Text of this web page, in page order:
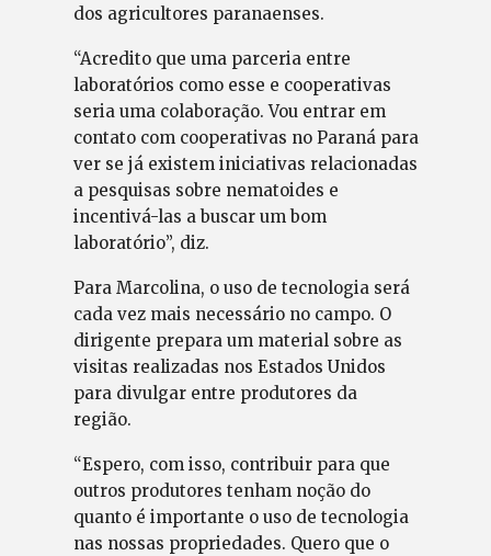
dos agricultores paranaenses.
“Acredito que uma parceria entre
laboratórios como esse e cooperativas
seria uma colaboração. Vou entrar em
contato com cooperativas no Paraná para
ver se já existem iniciativas relacionadas
a pesquisas sobre nematoides e
incentivá-las a buscar um bom
laboratório”, diz.
Para Marcolina, o uso de tecnologia será
cada vez mais necessário no campo. O
dirigente prepara um material sobre as
visitas realizadas nos Estados Unidos
para divulgar entre produtores da
região.
“Espero, com isso, contribuir para que
outros produtores tenham noção do
quanto é importante o uso de tecnologia
nas nossas propriedades. Quero que o